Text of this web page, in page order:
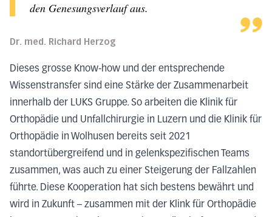
den Genesungsverlauf aus.
Dr. med. Richard Herzog
Dieses grosse Know-how und der entsprechende
Wissenstransfer sind eine Stärke der Zusammenarbeit
innerhalb der LUKS Gruppe. So arbeiten die Klinik für
Orthopädie und Unfallchirurgie in Luzern und die Klinik für
Orthopädie in Wolhusen bereits seit 2021
standortübergreifend und in gelenkspezifischen Teams
zusammen, was auch zu einer Steigerung der Fallzahlen
führte. Diese Kooperation hat sich bestens bewährt und
wird in Zukunft – zusammen mit der Klink für Orthopädie